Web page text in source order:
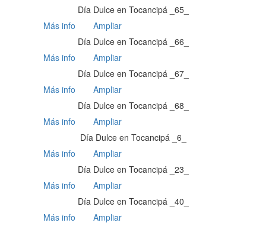
Día Dulce en Tocancipá _65_
Más info
Ampliar
Día Dulce en Tocancipá _66_
Más info
Ampliar
Día Dulce en Tocancipá _67_
Más info
Ampliar
Día Dulce en Tocancipá _68_
Más info
Ampliar
Día Dulce en Tocancipá _6_
Más info
Ampliar
Día Dulce en Tocancipá _23_
Más info
Ampliar
Día Dulce en Tocancipá _40_
Más info
Ampliar